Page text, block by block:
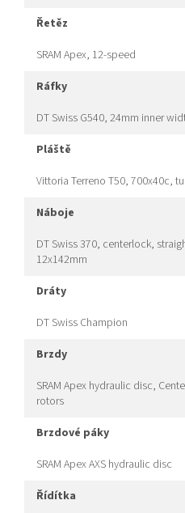
řetěz
SRAM Apex, 12-speed
ráfky
DT Swiss G540, 24mm inner
pláště
Vittoria Terreno T50, 700x40c,
náboje
DT Swiss 370, centerlock,
12x142mm
dráty
DT Swiss Champion
brzdy
SRAM Apex hydraulic disc,
rotors
brzdové páky
SRAM Apex AXS hydraulic disc
řídítka